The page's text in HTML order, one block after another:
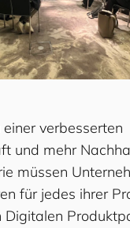
verbesserten
und mehr
müssen
für jedes ihrer